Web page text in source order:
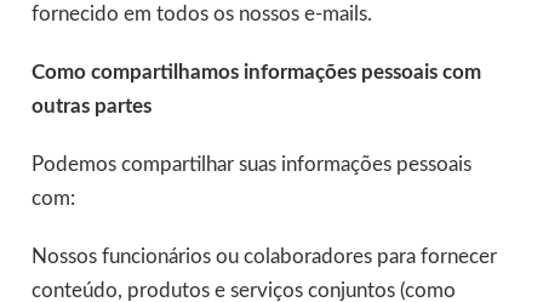
fornecido em todos os nossos e-mails.
Como compartilhamos informações pessoais com
outras partes
Podemos compartilhar suas informações pessoais
com:
Nossos funcionários ou colaboradores para fornecer
conteúdo, produtos e serviços conjuntos (como